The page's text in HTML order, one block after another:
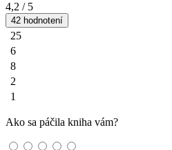
4,2 / 5
42 hodnotení
25
6
8
2
1
Ako sa páčila kniha vám?